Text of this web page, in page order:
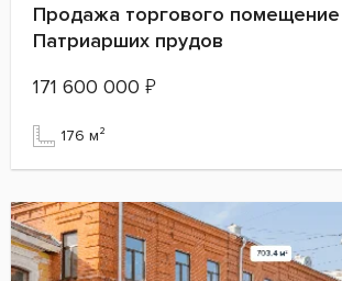
Продажа торгового
Патриарших прудов
171 600 000 ₽
176 м²